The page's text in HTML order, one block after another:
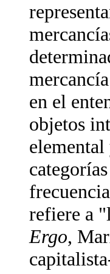
en el
objetos
refiere a
Ergo,